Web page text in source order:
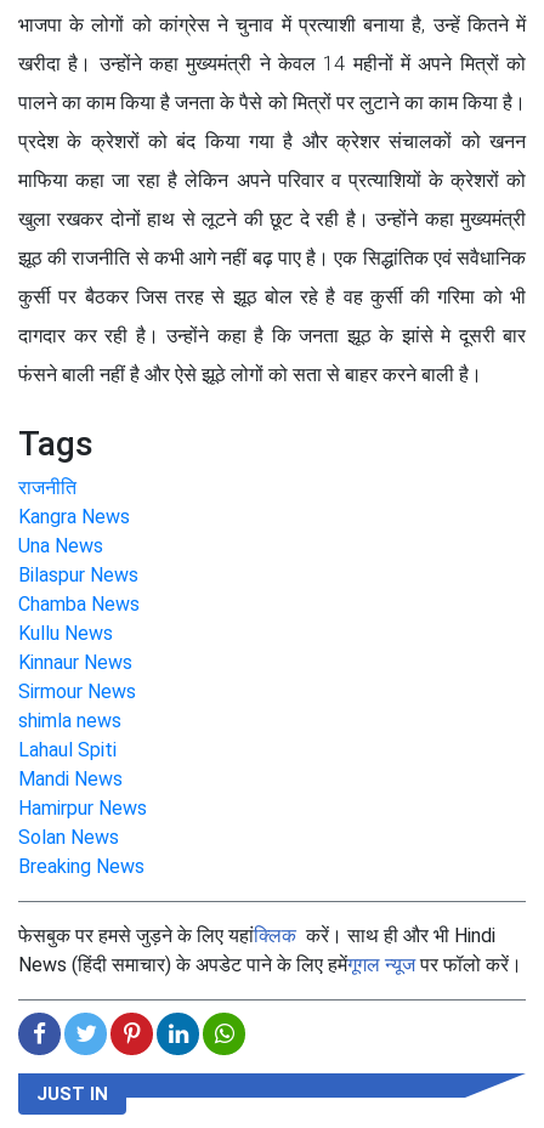
भाजपा के लोगों को कांग्रेस ने चुनाव में प्रत्याशी बनाया है, उन्हें कितने में
खरीदा है। उन्होंने कहा मुख्यमंत्री ने केवल 14 महीनों में अपने मित्रों को
पालने का काम किया है जनता के पैसे को मित्रों पर लुटाने का काम किया है।
प्रदेश के क्रेशरों को बंद किया गया है और क्रेशर संचालकों को खनन
माफिया कहा जा रहा है लेकिन अपने परिवार व प्रत्याशियों के क्रेशरों को
खुला रखकर दोनों हाथ से लूटने की छूट दे रही है। उन्होंने कहा मुख्यमंत्री
झूठ की राजनीति से कभी आगे नहीं बढ़ पाए है। एक सिद्धांतिक एवं सवैधानिक
कुर्सी पर बैठकर जिस तरह से झूठ बोल रहे है वह कुर्सी की गरिमा को भी
दागदार कर रही है। उन्होंने कहा है कि जनता झूठ के झांसे मे दूसरी बार
फंसने बाली नहीं है और ऐसे झूठे लोगों को सता से बाहर करने बाली है।
Tags
राजनीति
Kangra News
Una News
Bilaspur News
Chamba News
Kullu News
Kinnaur News
Sirmour News
shimla news
Lahaul Spiti
Mandi News
Hamirpur News
Solan News
Breaking News
फेसबुक पर हमसे जुड़ने के लिए यहांक्लिककरें। साथ ही और भी Hindi
News (हिंदी समाचार) के अपडेट पाने के लिए हमेंगूगल न्यूजपर फॉलो करें।
JUST IN